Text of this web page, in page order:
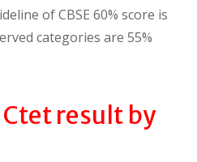
of CBSE 60% score is
categories are 55%
Ctet result by